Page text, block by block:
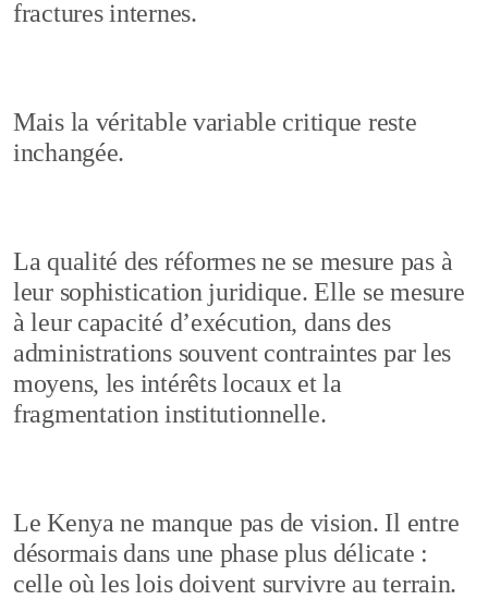
fractures internes.
Mais la véritable variable critique reste
inchangée.
La qualité des réformes ne se mesure pas à
leur sophistication juridique. Elle se mesure
à leur capacité d’exécution, dans des
administrations souvent contraintes par les
moyens, les intérêts locaux et la
fragmentation institutionnelle.
Le Kenya ne manque pas de vision. Il entre
désormais dans une phase plus délicate :
celle où les lois doivent survivre au terrain.